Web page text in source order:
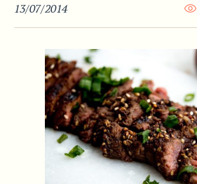
13/07/2014